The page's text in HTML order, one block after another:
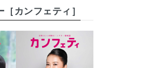
カンフェティ］